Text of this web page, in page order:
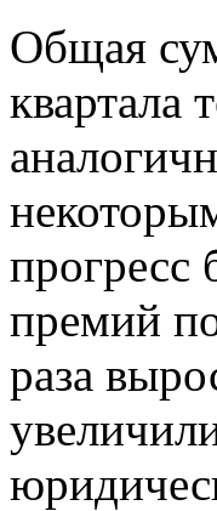
Общая
квартала
прогресс
премий
раза